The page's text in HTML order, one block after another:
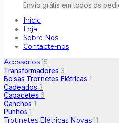
Envio grátis em todos os
Inicio
Loja
Sobre Nós
Contacte-nos
Acessórios 15
Transformadores 3
Bolsas Trotinetes Elétricas 1
Cadeados 3
Capacetes 6
Ganchos 1
Punhos 1
Trotinetes Elétricas Novas 11